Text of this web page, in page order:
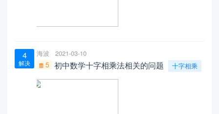
4
解决
海波 2021-03-10
5 初中数学十字相乘法相关的问题 十字相乘